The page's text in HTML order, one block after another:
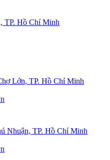
TP. Hồ Chí Minh
Lớn, TP. Hồ Chí Minh
Nhuận, TP. Hồ Chí Minh